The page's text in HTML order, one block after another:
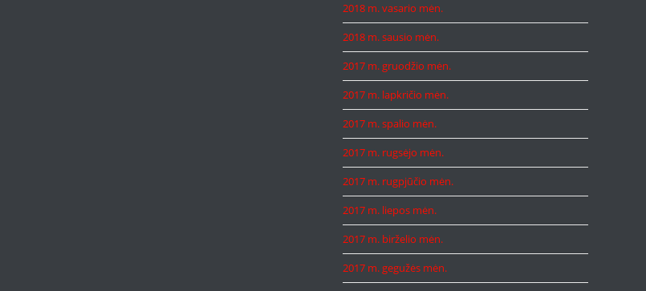
2018 m. vasario mėn.
2018 m. sausio mėn.
2017 m. gruodžio mėn.
2017 m. lapkričio mėn.
2017 m. spalio mėn.
2017 m. rugsėjo mėn.
2017 m. rugpjūčio mėn.
2017 m. liepos mėn.
2017 m. birželio mėn.
2017 m. gegužės mėn.